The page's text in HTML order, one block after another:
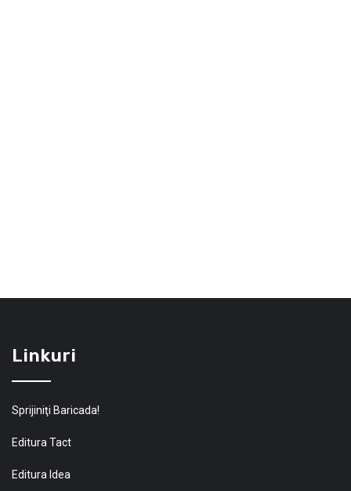
Linkuri
Sprijiniţi Baricada!
Editura Tact
Editura Idea